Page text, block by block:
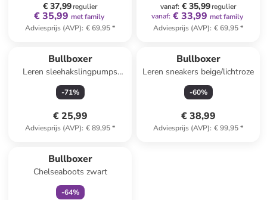
€ 37,99regulier
€ 35,99 met family
Adviesprijs (AVP): € 69,95*
vanaf: € 35,99regulier
vanaf: € 33,99 met family
Adviesprijs (AVP): € 69,95*
Bullboxer
Leren sleehakslingpumps
beige
-71%
€ 25,99
Adviesprijs (AVP): € 89,95*
Bullboxer
Leren sneakers beige/lichtroze
-60%
€ 38,99
Adviesprijs (AVP): € 99,95*
Bullboxer
Chelseaboots zwart
-64%